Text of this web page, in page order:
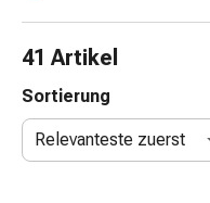
Schnupfen
Wund-
41 Artikel
Sortierung
Relevanteste zuerst